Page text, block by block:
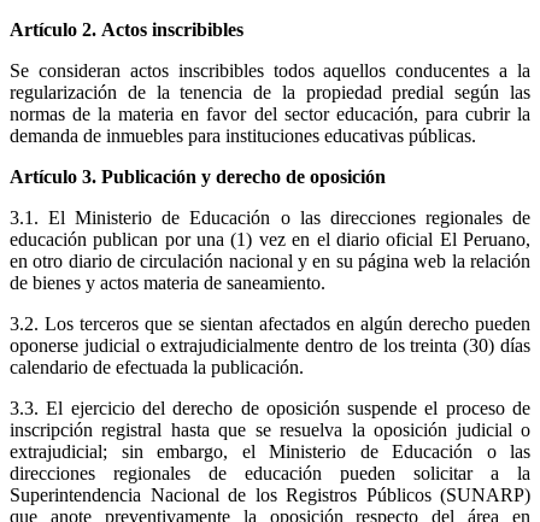
Artículo 2. Actos inscribibles
Se consideran actos inscribibles todos aquellos conducentes a la
regularización de la tenencia de la propiedad predial según las
normas de la materia en favor del sector educación, para cubrir la
demanda de inmuebles para instituciones educativas públicas.
Artículo 3. Publicación y derecho de oposición
3.1. El Ministerio de Educación o las direcciones regionales de
educación publican por una (1) vez en el diario oficial El Peruano,
en otro diario de circulación nacional y en su página web la relación
de bienes y actos materia de saneamiento.
3.2. Los terceros que se sientan afectados en algún derecho pueden
oponerse judicial o extrajudicialmente dentro de los treinta (30) días
calendario de efectuada la publicación.
3.3. El ejercicio del derecho de oposición suspende el proceso de
inscripción registral hasta que se resuelva la oposición judicial o
extrajudicial; sin embargo, el Ministerio de Educación o las
direcciones regionales de educación pueden solicitar a la
Superintendencia Nacional de los Registros Públicos (SUNARP)
que anote preventivamente la oposición respecto del área en